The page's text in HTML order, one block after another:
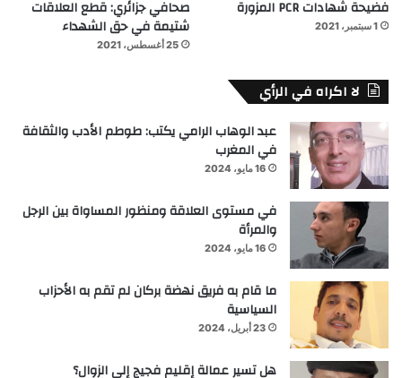
فضيحة شهادات PCR المزورة
1 سبتمبر، 2021
صحافي جزائري: قطع العلاقات
شتيمة في حق الشهداء
25 أغسطس، 2021
لا اكراه في الرأي
عبد الوهاب الرامي يكتب: طوطم الأدب والثقافة
في المغرب
16 مايو، 2024
في مستوى العلاقة ومنظور المساواة بين الرجل
والمرأة
16 مايو، 2024
ما قام به فريق نهضة بركان لم تقم به الأحزاب
السياسية
23 أبريل، 2024
هل تسير عمالة إقليم فجيج إلى الزوال؟